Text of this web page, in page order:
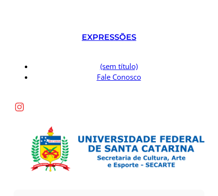
EXPRESSÕES
(sem título)
Fale Conosco
Instagram